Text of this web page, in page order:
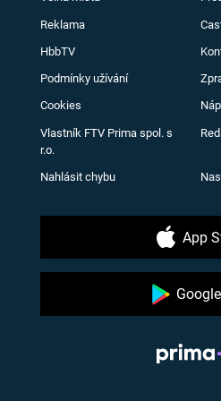
Reklama
HbbTV
Podmínky užívání
Cookies
Vlastník FTV Prima spol. s
r.o.
Nahlásit chybu
App